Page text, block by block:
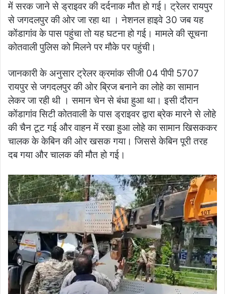
में सरक जाने से ड्राइवर की दर्दनाक मौत हो गई। ट्रेलर रायपुर
से जगदलपुर की ओर जा रहा था । नेशनल हाइवे 30 जब यह
कोंडागांव के पास पहुंचा तो यह घटना हो गई। मामले की सूचना
कोतवाली पुलिस को मिलने पर मौके पर पहुंची।
जानकारी के अनुसार ट्रेलर क्रमांक सीजी 04 पीपी 5707
रायपुर से जगदलपुर की ओर ब्रिज बनाने का लोहे का सामान
लेकर जा रही थी । समान चेन से बंधा हुआ था। इसी दौरान
कोंडागांव सिटी कोतवाली के पास ड्राइवर द्वारा ब्रेक मारने से लोहे
की चैन टूट गई और वाहन में रखा हुआ लोहे का सामान खिसककर
चालक के केबिन की ओर खसक गया। जिससे केबिन पूरी तरह
दब गया और चालक की मौत हो गई।